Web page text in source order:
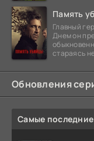
Память
Главный
Днем он
стараясь
Обновления
Самые последние